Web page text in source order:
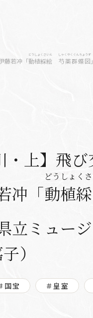
藤若冲「動植綵絵
どうしょくさいえ
芍薬群蝶図
しゃくやくぐんちょうず
・上】飛
冲「動植
どうしょく
立ミュー
）
国宝 ＃皇室